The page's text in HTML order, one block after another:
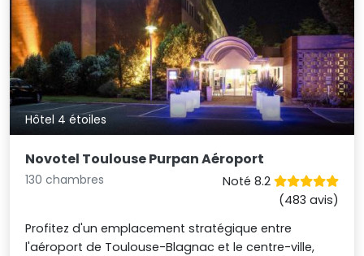
Hôtel 4 étoiles
Novotel Toulouse Purpan Aéroport
130 chambres
Noté 8.2
(483 avis)
Profitez d'un emplacement stratégique entre
l'aéroport de Toulouse-Blagnac et le centre-ville,